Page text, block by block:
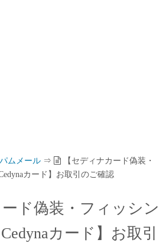
ムメール ⇒
【セディナカード偽装・
カード】お取引のご確認
ード偽装・フィッシン
カード】お取引